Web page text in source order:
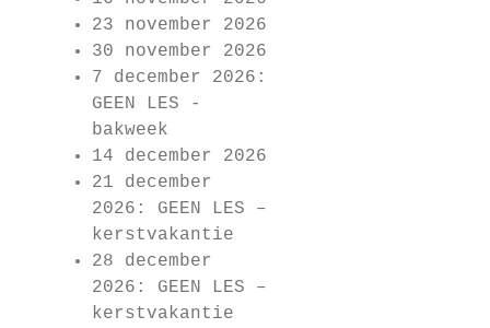
23 november 2026
30 november 2026
7 december 2026:
GEEN LES -
bakweek
14 december 2026
21 december
2026: GEEN LES –
kerstvakantie
28 december
2026: GEEN LES –
kerstvakantie